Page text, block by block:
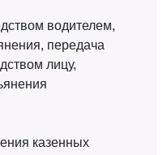
водителем,
передача
лицу,
казенных